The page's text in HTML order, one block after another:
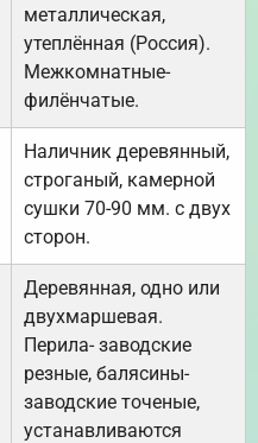
металлическая,
утеплённая (Россия).
Межкомнатные-
филёнчатые.
Наличник деревянный,
строганый, камерной
сушки 70-90 мм. с двух
сторон.
Деревянная, одно или
двухмаршевая.
Перила- заводские
резные, балясины-
заводские точеные,
устанавливаются